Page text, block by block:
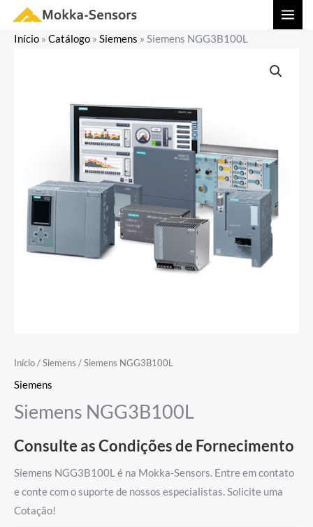
Início » Catálogo » Siemens » Siemens NGG3B100L
Início/Siemens / Siemens NGG3B100L
Siemens
Siemens NGG3B100L
Consulte as Condições de Fornecimento
Siemens NGG3B100L é na Mokka-Sensors. Entre em contato
e conte com o suporte de nossos especialistas. Solicite uma
Cotação!